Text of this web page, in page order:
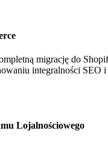
migrację do
integralności SEO
Lojalnościowego